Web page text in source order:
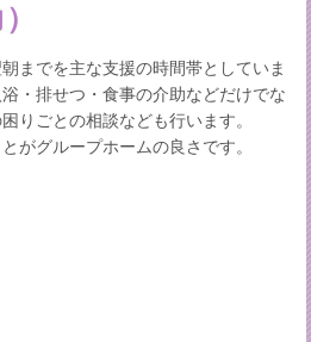
までを主な支援の時間帯としていま
・排せつ・食事の介助などだけでな
りごとの相談なども行います。
がグループホームの良さです。